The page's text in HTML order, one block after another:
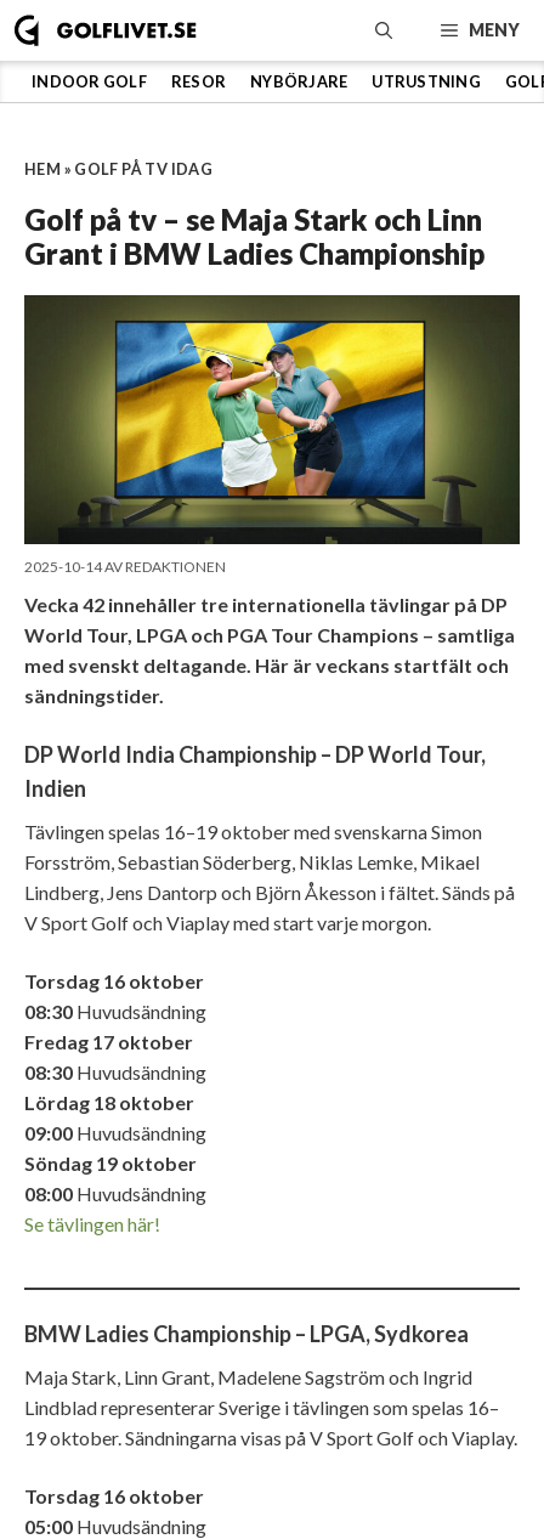
Hoppa
till
innehåll
MENY
INDOOR GOLF RESOR NYBÖRJARE UTRUSTNING
HEM » GOLF PÅ TV IDAG
Golf på tv – se Maja Stark och Linn
Grant i BMW Ladies Championship
2025-10-14AVREDAKTIONEN
Vecka 42 innehåller tre internationella tävlingar på DP
World Tour, LPGA och PGA Tour Champions – samtliga
med svenskt deltagande. Här är veckans startfält och
sändningstider.
DP World India Championship – DP World Tour,
Indien
Tävlingen spelas 16–19 oktober med svenskarna Simon
Forsström, Sebastian Söderberg, Niklas Lemke, Mikael
Lindberg, Jens Dantorp och Björn Åkesson i fältet. Sänds på
V Sport Golf och Viaplay med start varje morgon.
Torsdag 16 oktober
08:30 Huvudsändning
Fredag 17 oktober
08:30 Huvudsändning
Lördag 18 oktober
09:00 Huvudsändning
Söndag 19 oktober
08:00 Huvudsändning
Se tävlingen här!
BMW Ladies Championship – LPGA, Sydkorea
Maja Stark, Linn Grant, Madelene Sagström och Ingrid
Lindblad representerar Sverige i tävlingen som spelas 16–
19 oktober. Sändningarna visas på V Sport Golf och Viaplay.
Torsdag 16 oktober
05:00 Huvudsändning